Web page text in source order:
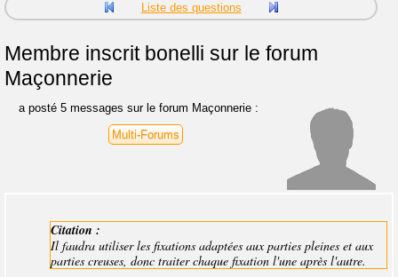
Liste des questions
Membre inscritbonelli sur le forum
Maçonnerie
a posté 5 messages sur le forum Maçonnerie :
Multi-Forums
Citation :
Il faudra utiliser les fixations adaptées aux parties pleines et aux
parties creuses, donc traiter chaque fixation l'une après l'autre.